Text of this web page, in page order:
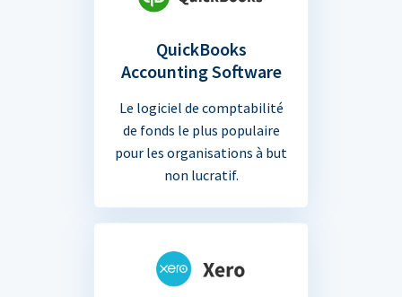
QuickBooks
Accounting Software
Le logiciel de comptabilité
de fonds le plus populaire
pour les organisations à but
non lucratif.